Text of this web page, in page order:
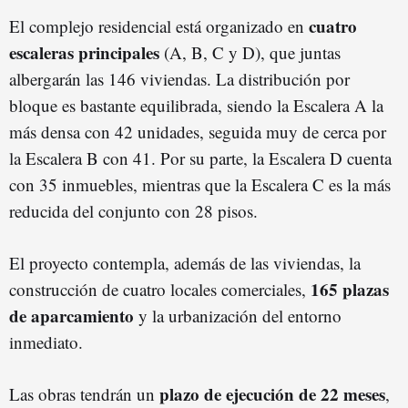
El complejo residencial está organizado en cuatro
escaleras principales (A, B, C y D), que juntas
albergarán las 146 viviendas. La distribución por
bloque es bastante equilibrada, siendo la Escalera A la
más densa con 42 unidades, seguida muy de cerca por
la Escalera B con 41. Por su parte, la Escalera D cuenta
con 35 inmuebles, mientras que la Escalera C es la más
reducida del conjunto con 28 pisos.
El proyecto contempla, además de las viviendas, la
construcción de cuatro locales comerciales, 165 plazas
de aparcamiento y la urbanización del entorno
inmediato.
Las obras tendrán un plazo de ejecución de 22 meses,